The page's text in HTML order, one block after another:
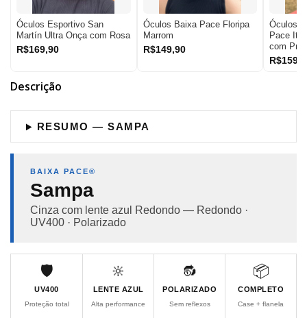
Óculos Esportivo San
Martín Ultra Onça com Rosa
R$169,90
Óculos Baixa Pace Floripa
Marrom
R$149,90
Óculos
Pace
com
Descrição
RESUMO — SAMPA
BAIXA PACE®
Sampa
Cinza com lente azul Redondo — Redondo ·
UV400 · Polarizado
🛡️
UV400
Proteção total
🔆
LENTE AZUL
Alta performance
🔂
POLARIZADO
Sem reflexos
📦
COMPLETO
Case + flanela